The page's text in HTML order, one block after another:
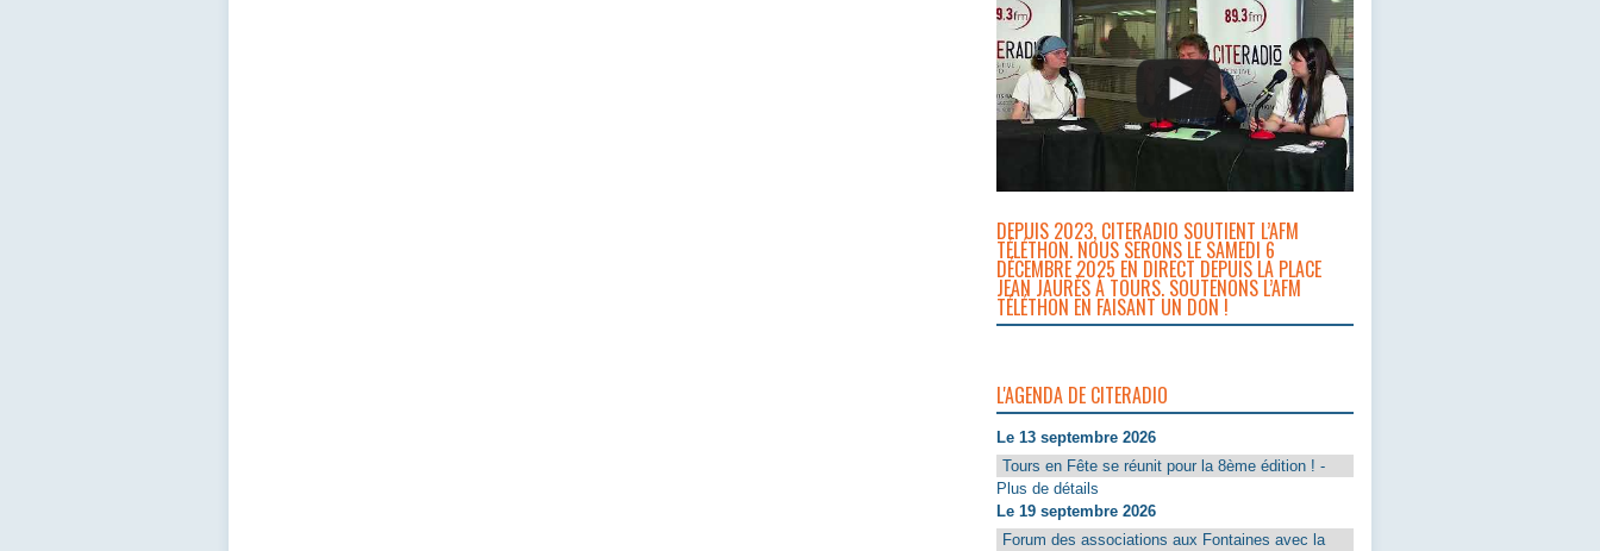
DEPUIS 2023, CITERADIO SOUTIENT L’AFM
TÉLÉTHON. NOUS SERONS LE SAMEDI 6
DÉCEMBRE 2025 EN DIRECT DEPUIS LA PLACE
JEAN JAURÈS À TOURS. SOUTENONS L’AFM
TÉLÉTHON EN FAISANT UN DON !
L'AGENDA DE CITERADIO
Le 13 septembre 2026
Tours en Fête se réunit pour la 8ème édition ! -
Plus de détails
Le 19 septembre 2026
Forum des associations aux Fontaines avec la